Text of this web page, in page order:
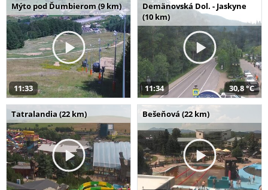
Mýto pod Ďumbierom (9 km)
11:33
Demänovská Dol. - Jaskyne
(10 km)
11:34 30,8 °C
Tatralandia (22 km) Bešeňová (22 km)